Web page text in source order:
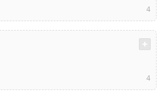
4
4